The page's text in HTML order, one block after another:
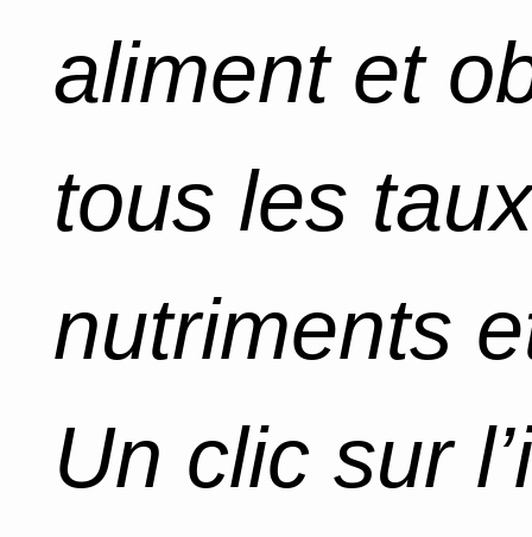
aliment et
tous les
nutriments
Un clic sur